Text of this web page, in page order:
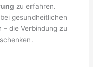
zu erfahren.
gesundheitlichen
die Verbindung zu
schenken.